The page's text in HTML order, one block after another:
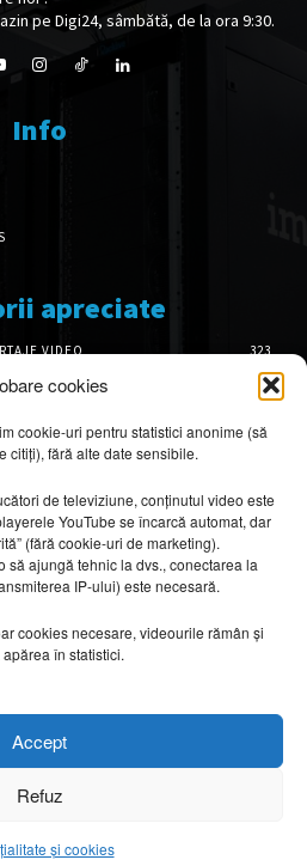
cookies
cookie-uri pentru statistici anonime (să
citiți), fără alte date sensibile.
de televiziune, conținutul video este
YouTube se încarcă automat, dar
(fără cookie-uri de marketing).
să ajungă tehnic la dvs., conectarea la
IP-ului) este necesară.
cookies necesare, videourile rămân și
în statistici.
Accept
Refuz
și cookies
pe Digi24, sâmbătă, de la ora 9:30.
Info
apreciate
VIDEO
323
INTERIOARE
126
INTERIOR
64
& DESIGN
& ANALIZE
43
seri de vară